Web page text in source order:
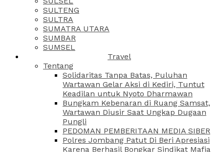
SULTENG
SULTRA
SUMATRA UTARA
SUMBAR
SUMSEL
Travel
Tentang
Solidaritas Tanpa Batas, Puluhan
Wartawan Gelar Aksi di Kediri, Tuntut
Keadilan untuk Nyoto Dharmawan
Bungkam Kebenaran di Ruang Samsat,
Wartawan Diusir Saat Ungkap Dugaan
Pungli
PEDOMAN PEMBERITAAN MEDIA SIBER
Polres Jombang Patut Di Beri Apresiasi
Karena Berhasil Bongkar Sindikat Mafia